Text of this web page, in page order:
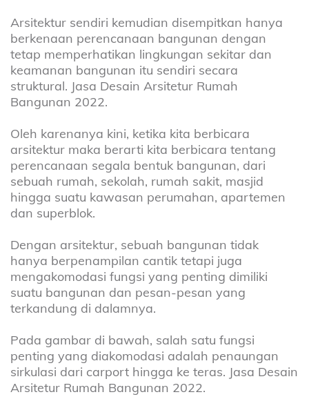
Arsitektur sendiri kemudian disempitkan hanya
berkenaan perencanaan bangunan dengan
tetap memperhatikan lingkungan sekitar dan
keamanan bangunan itu sendiri secara
struktural. Jasa Desain Arsitetur Rumah
Bangunan 2022.
Oleh karenanya kini, ketika kita berbicara
arsitektur maka berarti kita berbicara tentang
perencanaan segala bentuk bangunan, dari
sebuah rumah, sekolah, rumah sakit, masjid
hingga suatu kawasan perumahan, apartemen
dan superblok.
Dengan arsitektur, sebuah bangunan tidak
hanya berpenampilan cantik tetapi juga
mengakomodasi fungsi yang penting dimiliki
suatu bangunan dan pesan-pesan yang
terkandung di dalamnya.
Pada gambar di bawah, salah satu fungsi
penting yang diakomodasi adalah penaungan
sirkulasi dari carport hingga ke teras. Jasa Desain
Arsitetur Rumah Bangunan 2022.